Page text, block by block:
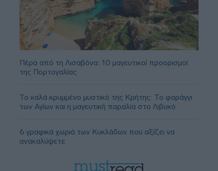
Πέρα από τη Λισαβόνα: 10 μαγευτικοί προορισμοί
της Πορτογαλίας
Το καλά κρυμμένο μυστικό της Κρήτης: Το φαράγγι
των Αγίων και η μαγευτική παραλία στο Λιβυκό
6 γραφικά χωριά των Κυκλάδων που αξίζει να
ανακαλύψετε